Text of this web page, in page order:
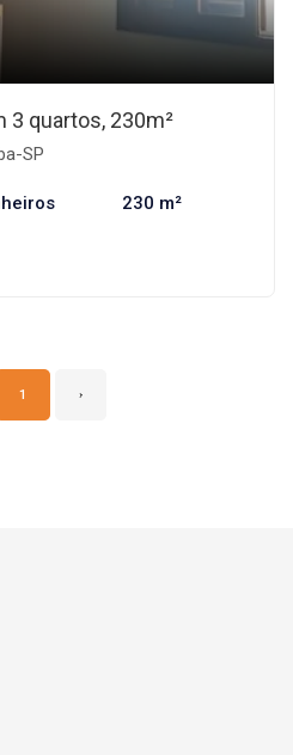
3 quartos, 230m²
SP
230 m²
1 ›